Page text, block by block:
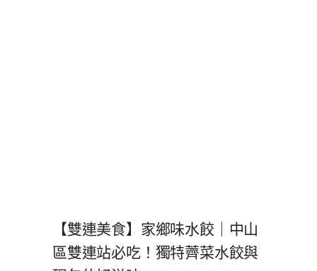
【雙連美食】家鄉味水餃｜中山
區雙連站必吃！獨特薺菜水餃與